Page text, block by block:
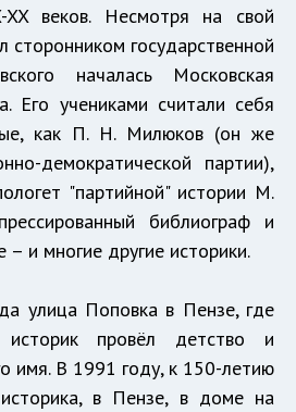
XX веков. Несмотря на свой
сторонником государственной
началась Московская
Его учениками считали себя
как П. Н. Милюков (он же
демократической партии),
"партийной" истории М.
библиограф и
– и многие другие историки.
улица Поповка в Пензе, где
провёл детство и
имя. В 1991 году, к 150-летию
в Пензе, в доме на